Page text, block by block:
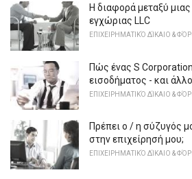
Η διαφορά μεταξύ μιας
εγχώριας LLC
ΕΠΙΧΕΙΡΗΜΑΤΙΚΌ ΔΊΚΑΙΟ &
Πώς ένας S
εισοδήματος - και
ΕΠΙΧΕΙΡΗΜΑΤΙΚΌ ΔΊΚΑΙΟ &
Πρέπει ο / η σύζυγός
στην επιχείρησή μου;
ΕΠΙΧΕΙΡΗΜΑΤΙΚΌ ΔΊΚΑΙΟ &